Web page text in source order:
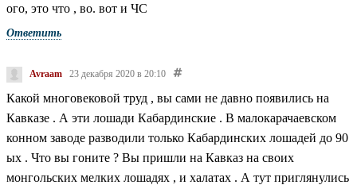
ого, это что , во. вот и ЧС
Ответить
Avraam 23 декабря 2020 в 20:10
Какой многовековой труд , вы сами не давно появились на
Кавказе . А эти лошади Кабардинские . В малокарачаевском
конном заводе разводили только Кабардинских лошадей до 90
ых . Что вы гоните ? Вы пришли на Кавказ на своих
монгольских мелких лошадях , и халатах . А тут приглянулись